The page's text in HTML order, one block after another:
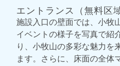
エントランス（無料区域
施設入口の壁面では、小牧
イベントの様子を写真で紹
り、小牧山の多彩な魅力を
ます。さらに、床面の全体